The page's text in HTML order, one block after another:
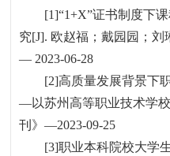
[1]“1+X”证书制度下
究[J]. 欧赵福；戴园园；刘
— 2023-06-28
[2]高质量发展背景下
—以苏州高等职业技术学
刊》—2023-09-25
[3]职业本科院校大学